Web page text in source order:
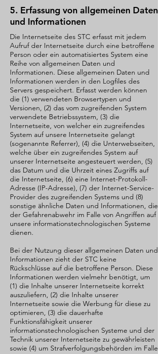
5. Erfassung von allgemeinen Daten
und Informationen
Die Internetseite des STC erfasst mit jedem
Aufruf der Internetseite durch eine betroffene
Person oder ein automatisiertes System eine
Reihe von allgemeinen Daten und
Informationen. Diese allgemeinen Daten und
Informationen werden in den Logfiles des
Servers gespeichert. Erfasst werden können
die (1) verwendeten Browsertypen und
Versionen, (2) das vom zugreifenden System
verwendete Betriebssystem, (3) die
Internetseite, von welcher ein zugreifendes
System auf unsere Internetseite gelangt
(sogenannte Referrer), (4) die Unterwebseiten,
welche über ein zugreifendes System auf
unserer Internetseite angesteuert werden, (5)
das Datum und die Uhrzeit eines Zugriffs auf
die Internetseite, (6) eine Internet-Protokoll-
Adresse (IP-Adresse), (7) der Internet-Service-
Provider des zugreifenden Systems und (8)
sonstige ähnliche Daten und Informationen, die
der Gefahrenabwehr im Falle von Angriffen auf
unsere informationstechnologischen Systeme
dienen.
Bei der Nutzung dieser allgemeinen Daten und
Informationen zieht der STC keine
Rückschlüsse auf die betroffene Person. Diese
Informationen werden vielmehr benötigt, um
(1) die Inhalte unserer Internetseite korrekt
auszuliefern, (2) die Inhalte unserer
Internetseite sowie die Werbung für diese zu
optimieren, (3) die dauerhafte
Funktionsfähigkeit unserer
informationstechnologischen Systeme und der
Technik unserer Internetseite zu gewährleisten
sowie (4) um Strafverfolgungsbehörden im Falle